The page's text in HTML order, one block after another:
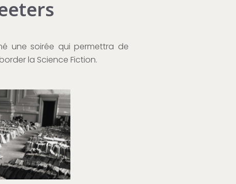
une soirée qui permettra de
la Science Fiction.